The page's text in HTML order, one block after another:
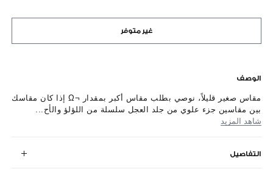
غير متوفر
الوصف
مقاس صغير قليلاً، نوصي بطلب مقاس أكبر بمقدار ¬Ω إذا كان مقاسك
بين مقاسين جزء علوي من جلد العجل سلسلة من اللؤلؤ والأح...
شاهد المزيد
التفاصيل